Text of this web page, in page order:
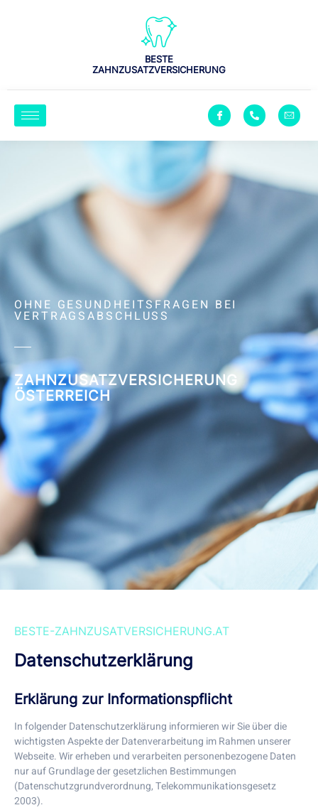
BESTE
ZAHNZUSATZVERSICHERUNG
OHNE GESUNDHEITSFRAGEN BEI
VERTRAGSABSCHLUSS
ZAHNZUSATZVERSICHERUNG
ÖSTERREICH
BESTE-ZAHNZUSATVERSICHERUNG.AT
Datenschutzerklärung
Erklärung zur Informationspflicht
In folgender Datenschutzerklärung informieren wir Sie über die
wichtigsten Aspekte der Datenverarbeitung im Rahmen unserer
Webseite. Wir erheben und verarbeiten personenbezogene Daten
nur auf Grundlage der gesetzlichen Bestimmungen
(Datenschutzgrundverordnung, Telekommunikationsgesetz
2003).